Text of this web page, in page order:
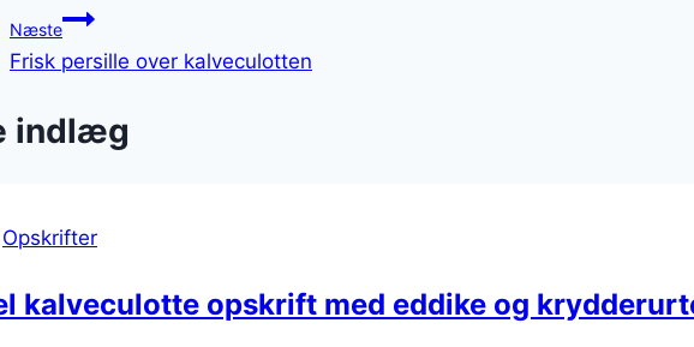
Næste
Frisk persille over kalveculotten
indlæg
Opskrifter
kalveculotte opskrift med eddike og